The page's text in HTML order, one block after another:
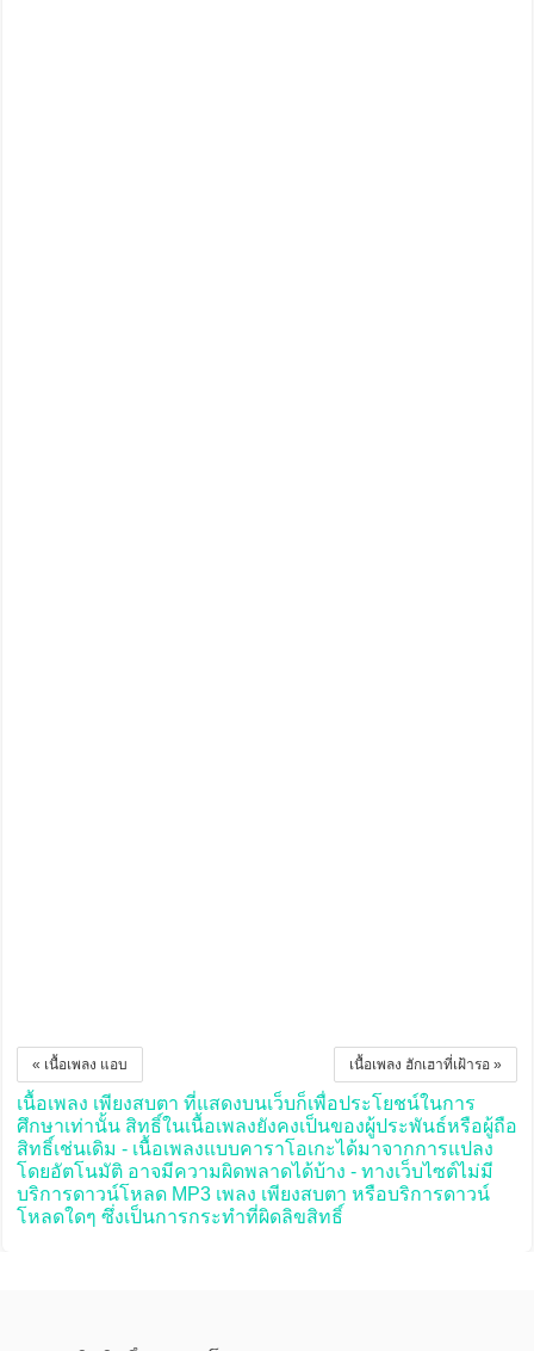
เนื้อเพลง ฮักเฮาที่เฝ้ารอ »
« เนื้อเพลง แอบ
เนื้อเพลง เพียงสบตา ที่แสดงบนเว็บก็เพื่อประโยชน์ในการ
ศึกษาเท่านั้น สิทธิ์ในเนื้อเพลงยังคงเป็นของผู้ประพันธ์หรือผู้ถือ
สิทธิ์เช่นเดิม - เนื้อเพลงแบบคาราโอเกะได้มาจากการแปลง
โดยอัตโนมัติ อาจมีความผิดพลาดได้บ้าง - ทางเว็บไซต์ไม่มี
บริการดาวน์โหลด MP3 เพลง เพียงสบตา หรือบริการดาวน์
โหลดใดๆ ซึ่งเป็นการกระทำที่ผิดลิขสิทธิ์